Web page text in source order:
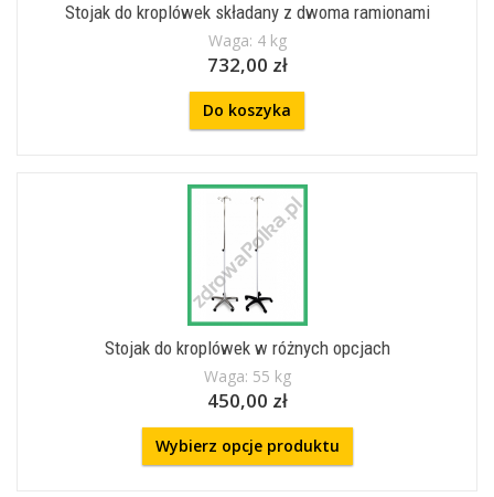
Stojak do kroplówek składany z dwoma ramionami
Waga: 4 kg
732,00 zł
Do koszyka
Stojak do kroplówek w różnych opcjach
Waga: 55 kg
450,00 zł
Wybierz opcje produktu